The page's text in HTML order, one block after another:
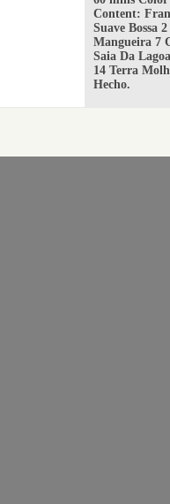
Content:
Suave Bossa
Mangueira 7
Saia Da
14 Terra
Hecho.